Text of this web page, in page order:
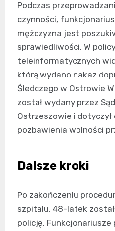
Podczas
czynności,
mężczyzna jest
sprawiedliwości. W
teleinformatycznych
którą wydano nakaz
Śledczego w Ostrowie
został wydany przez
Ostrzeszowie i dotyczył
pozbawienia wolności
Dalsze kroki
Po zakończeniu
szpitalu, 48-latek
policję.